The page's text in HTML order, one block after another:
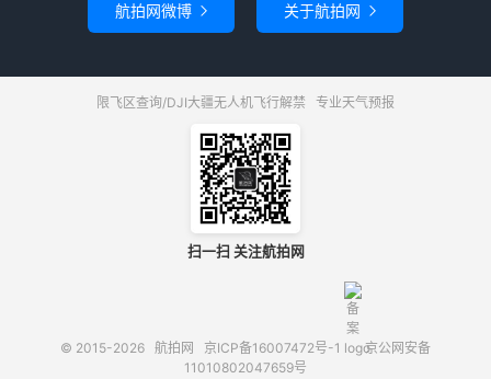
航拍网微博  关于航拍网 
限飞区查询/DJI大疆无人机飞行解禁 专业天气预报
扫一扫 关注航拍网
© 2015-2026 航拍网 京ICP备16007472号-1
京公网安备
11010802047659号